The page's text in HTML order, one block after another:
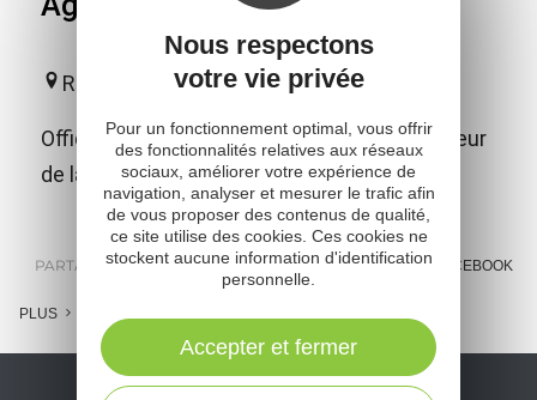
Rodez
Office de Tourisme de catégorie I et détenteur
de la Marque Qualité Tourisme.
PARTAGER : E-MAIL MESSENGER FACEBOOK
PLUS
Nous respectons
votre vie privée
Pour un fonctionnement optimal, vous offrir
des fonctionnalités relatives aux réseaux
sociaux, améliorer votre expérience de
navigation, analyser et mesurer le trafic afin
de vous proposer des contenus de qualité,
ce site utilise des cookies. Ces cookies ne
stockent aucune information d'identification
personnelle.
Accepter et fermer